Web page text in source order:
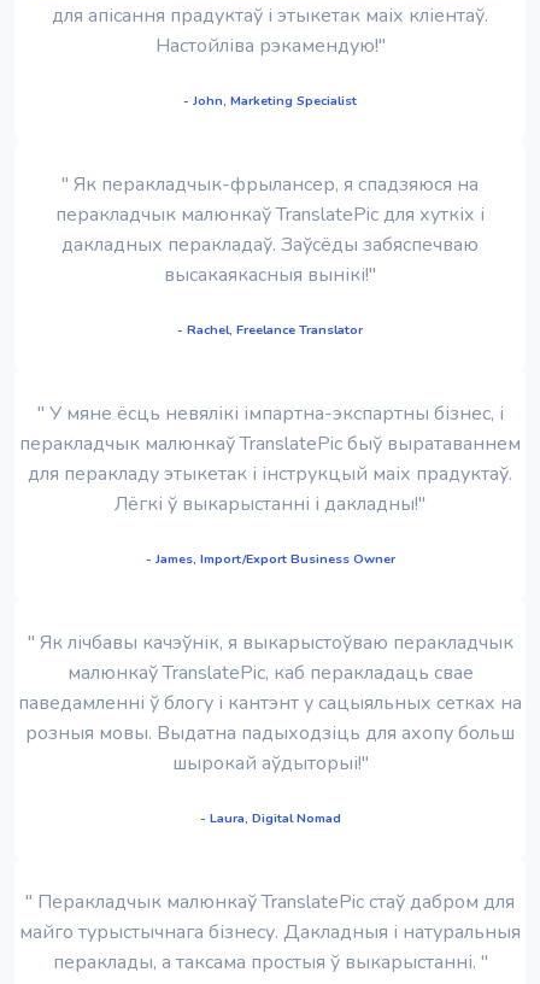
для апісання прадуктаў і этыкетак маіх кліентаў.
Настойліва рэкамендую!"
- John, Marketing Specialist
" Як перакладчык-фрылансер, я спадзяюся на
перакладчык малюнкаў TranslatePic для хуткіх і
дакладных перакладаў. Заўсёды забяспечваю
высакаякасныя вынікі!"
- Rachel, Freelance Translator
" У мяне ёсць невялікі імпартна-экспартны бізнес, і
перакладчык малюнкаў TranslatePic быў выратаваннем
для перакладу этыкетак і інструкцый маіх прадуктаў.
Лёгкі ў выкарыстанні і дакладны!"
- James, Import/Export Business Owner
" Як лічбавы качэўнік, я выкарыстоўваю перакладчык
малюнкаў TranslatePic, каб перакладаць свае
паведамленні ў блогу і кантэнт у сацыяльных сетках на
розныя мовы. Выдатна падыходзіць для ахопу больш
шырокай аўдыторыі!"
- Laura, Digital Nomad
" Перакладчык малюнкаў TranslatePic стаў дабром для
майго турыстычнага бізнесу. Дакладныя і натуральныя
пераклады, а таксама простыя ў выкарыстанні. "